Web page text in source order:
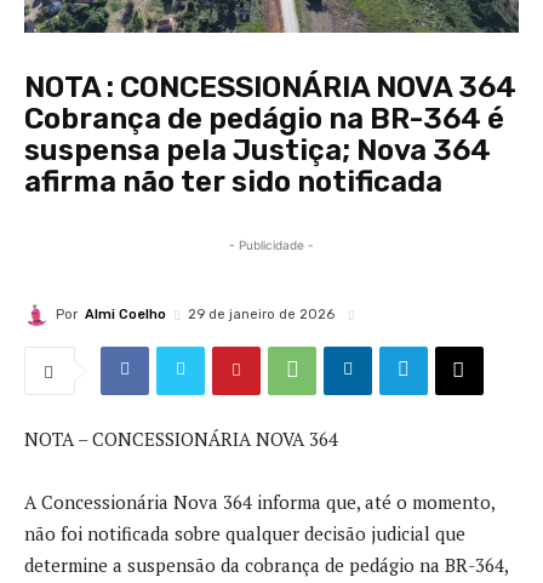
NOTA : CONCESSIONÁRIA NOVA 364
Cobrança de pedágio na BR-364 é
suspensa pela Justiça; Nova 364
afirma não ter sido notificada
- Publicidade -
Por Almi Coelho 29 de janeiro de 2026
NOTA – CONCESSIONÁRIA NOVA 364
A Concessionária Nova 364 informa que, até o momento,
não foi notificada sobre qualquer decisão judicial que
determine a suspensão da cobrança de pedágio na BR-364,